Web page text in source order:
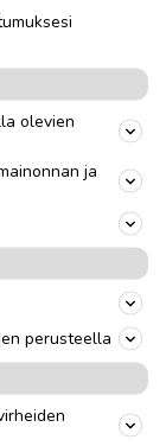
olevien
ja
perusteella